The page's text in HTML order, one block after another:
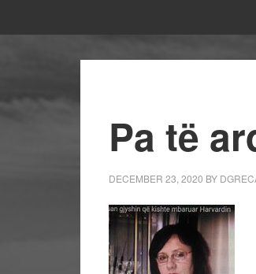
Pa të
DECEMBER 23, 2020 BY